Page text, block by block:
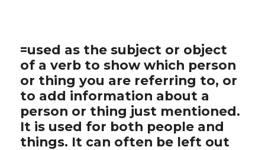
=used as the subject or object
of a verb to show which person
or thing you are referring to, or
to add information about a
person or thing just mentioned.
It is used for both people and
things. It can often be left out